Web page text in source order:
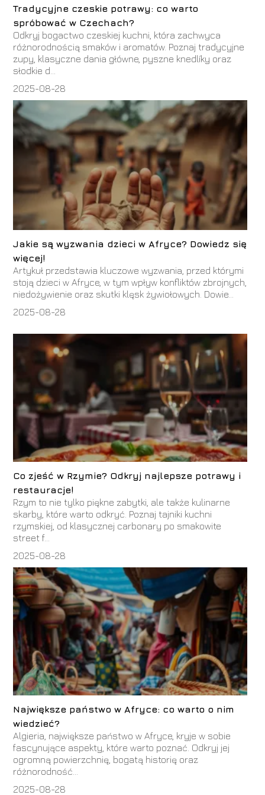
Tradycyjne czeskie potrawy: co warto
spróbować w Czechach?
Odkryj bogactwo czeskiej kuchni, która zachwyca
różnorodnością smaków i aromatów. Poznaj tradycyjne
zupy, klasyczne dania główne, pyszne knedlíky oraz
słodkie d...
2025-08-28
Jakie są wyzwania dzieci w Afryce? Dowiedz się
więcej!
Artykuł przedstawia kluczowe wyzwania, przed którymi
stoją dzieci w Afryce, w tym wpływ konfliktów zbrojnych,
niedożywienie oraz skutki klęsk żywiołowych. Dowie...
2025-08-28
Co zjeść w Rzymie? Odkryj najlepsze potrawy i
restauracje!
Rzym to nie tylko piękne zabytki, ale także kulinarne
skarby, które warto odkryć. Poznaj tajniki kuchni
rzymskiej, od klasycznej carbonary po smakowite
street f...
2025-08-28
Największe państwo w Afryce: co warto o nim
wiedzieć?
Algieria, największe państwo w Afryce, kryje w sobie
fascynujące aspekty, które warto poznać. Odkryj jej
ogromną powierzchnię, bogatą historię oraz
różnorodność...
2025-08-28